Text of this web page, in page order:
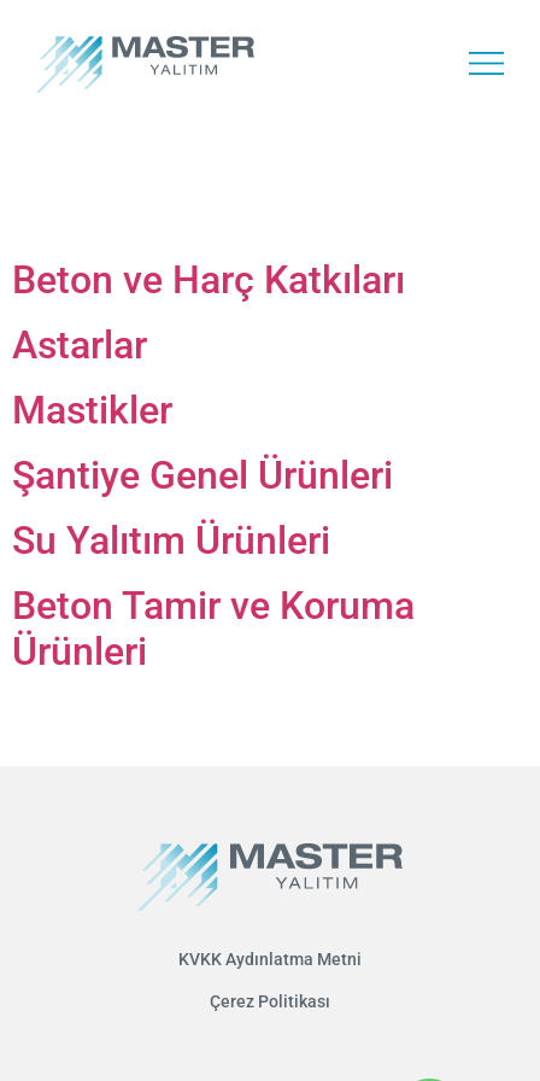
Beton ve Harç Katkıları
Astarlar
Mastikler
Şantiye Genel Ürünleri
Su Yalıtım Ürünleri
Beton Tamir ve Koruma
Ürünleri
KVKK Aydınlatma Metni
Çerez Politikası